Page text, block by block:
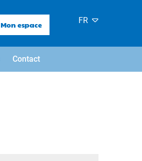
Mon espace FR
Contact